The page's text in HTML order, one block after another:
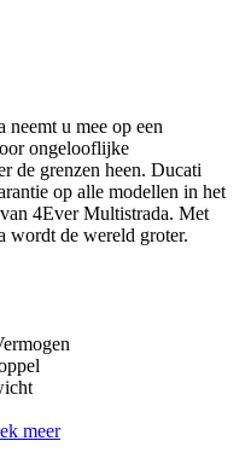
u mee op een
ongelooflijke
de grenzen heen. Ducati
op alle modellen in het
4Ever Multistrada. Met
wordt de wereld groter.
meer